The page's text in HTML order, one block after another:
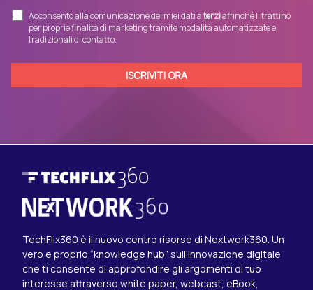
Acconsento alla comunicazione dei miei dati aterziaffinché li trattino
per proprie finalità di marketing tramite modalità automatizzate e
tradizionali di contatto.
TechFlix360 è il nuovo centro risorse di Nextwork360. Un
vero e proprio “knowledge hub” sull’innovazione digitale
che ti consente di approfondire gli argomenti di tuo
interesse attraverso white paper, webcast, eBook,